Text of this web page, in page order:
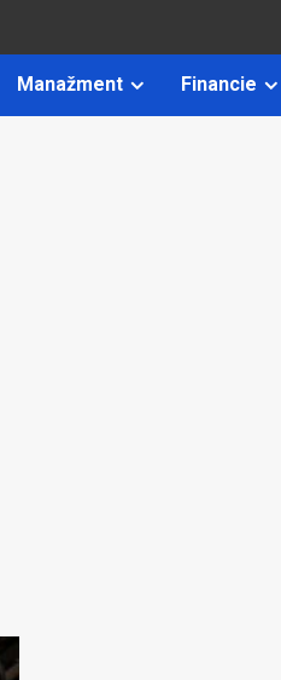
Manažment Financie